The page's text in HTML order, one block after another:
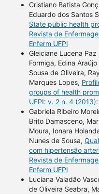
Cristiano Batista
Eduardo dos Santos
State public health
Revista de
Enferm UFPI
Gleiciane Lucena
Formiga, Edina
Sousa de Oliveira,
Marques Lopes,
groups of health
UFPI: v. 2 n. 4
Gabriela Ribeiro
Brito Damasceno,
Moura, Ionara
Nunes de Sousa,
com hipertensão
Revista de
Enferm UFPI
Luciana Valadão
de Oliveira Seabra,